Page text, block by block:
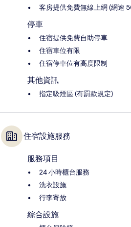
客房提供免費無線上網 (網速
停車
住宿提供免費自助停車
住宿車位有限
住宿停車位有高度限制
其他資訊
指定吸煙區 (有罰款規定)
住宿設施服務
服務項目
24 小時櫃台服務
洗衣設施
行李寄放
綜合設施